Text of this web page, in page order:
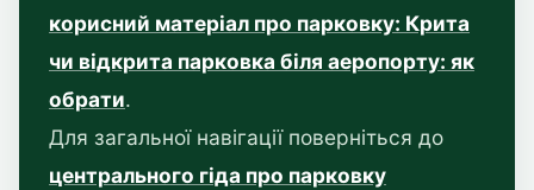
корисний матеріал про парковку: Крита
чи відкрита парковка біля аеропорту: як
обрати.
Для загальної навігації поверніться до
центрального гіда про парковку